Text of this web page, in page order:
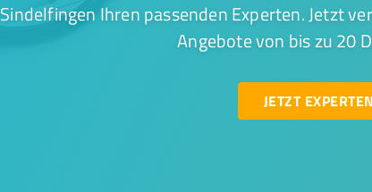
Sindelfingen Ihren passenden Experten. Jetzt
Angebote von bis zu 20
JETZT